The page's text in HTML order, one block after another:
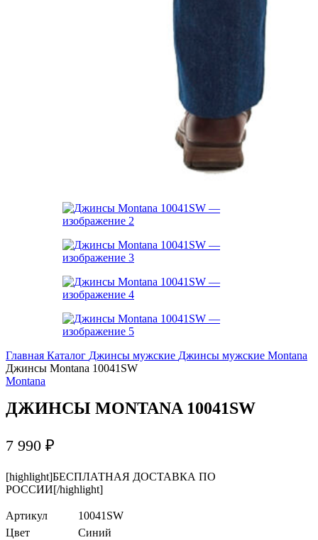
Главная Каталог Джинсы мужские Джинсы мужские Montana
Джинсы Montana 10041SW
Montana
ДЖИНСЫ MONTANA 10041SW
7 990 ₽
[highlight]БЕСПЛАТНАЯ ДОСТАВКА ПО
РОССИИ[/highlight]
Артикул
10041SW
Цвет
Синий